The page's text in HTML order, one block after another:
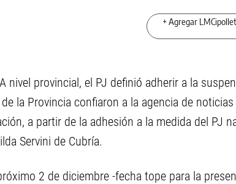
+ Agregar
nivel provincial, el PJ definió adherir a la
la Provincia confiaron a la agencia de
a partir de la adhesión a la medida del PJ
Servini de Cubría.
2 de diciembre -fecha tope para la